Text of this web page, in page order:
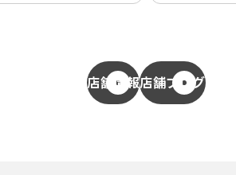
店舗情報店舗ブログ